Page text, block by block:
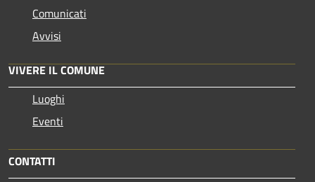
Comunicati
Avvisi
VIVERE IL COMUNE
Luoghi
Eventi
CONTATTI